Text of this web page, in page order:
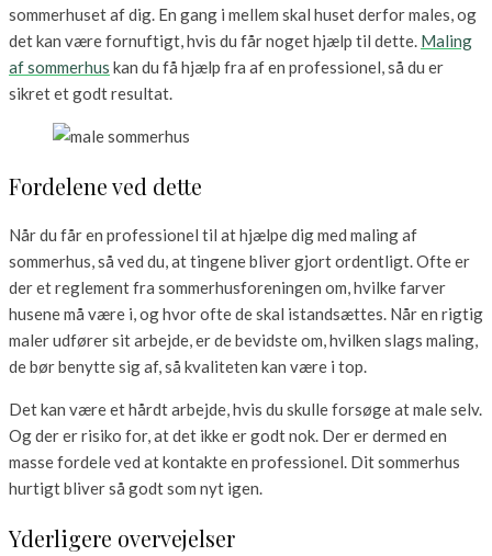
sommerhuset af dig. En gang i mellem skal huset derfor males, og
det kan være fornuftigt, hvis du får noget hjælp til dette. Maling
af sommerhus kan du få hjælp fra af en professionel, så du er
sikret et godt resultat.
Fordelene ved dette
Når du får en professionel til at hjælpe dig med maling af
sommerhus, så ved du, at tingene bliver gjort ordentligt. Ofte er
der et reglement fra sommerhusforeningen om, hvilke farver
husene må være i, og hvor ofte de skal istandsættes. Når en rigtig
maler udfører sit arbejde, er de bevidste om, hvilken slags maling,
de bør benytte sig af, så kvaliteten kan være i top.
Det kan være et hårdt arbejde, hvis du skulle forsøge at male selv.
Og der er risiko for, at det ikke er godt nok. Der er dermed en
masse fordele ved at kontakte en professionel. Dit sommerhus
hurtigt bliver så godt som nyt igen.
Yderligere overvejelser